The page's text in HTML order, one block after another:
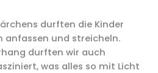
durften die Kinder
anfassen und streicheln.
durften wir auch
was alles so mit Licht